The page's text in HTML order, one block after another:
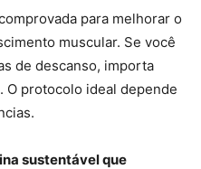
para melhorar o
muscular. Se você
de descanso, importa
O protocolo ideal depende
sustentável que